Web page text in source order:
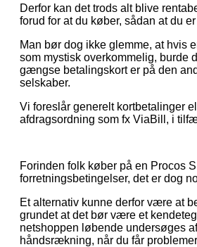
Derfor kan det trods alt blive
forud for at du køber, sådan at du
Man bør dog ikke glemme, at hvis
som mystisk overkommelig, burde
gængse betalingskort er på den
selskaber.
Vi foreslår generelt kortbetalinger
afdragsordning som fx ViaBill, i
Forinden folk køber på en Procos
forretningsbetingelser, det er dog
Et alternativ kunne derfor være at
grundet at det bør være et
netshoppen løbende undersøges
håndsrækning, når du får